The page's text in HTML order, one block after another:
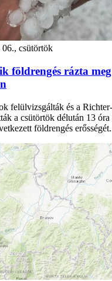
06., csütörtök
földrengés rázta
felülvizsgálták és a
a csütörtök délután 13
földrengés erősségét.